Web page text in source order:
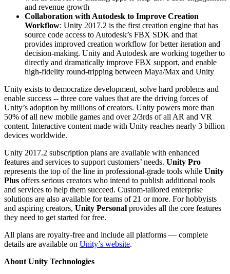
and revenue growth
Collaboration with Autodesk to Improve Creation
Workflow: Unity 2017.2 is the first creation engine that has
source code access to Autodesk’s FBX SDK and that
provides improved creation workflow for better iteration and
decision-making. Unity and Autodesk are working together to
directly and dramatically improve FBX support, and enable
high-fidelity round-tripping between Maya/Max and Unity
Unity exists to democratize development, solve hard problems and
enable success -- three core values that are the driving forces of
Unity’s adoption by millions of creators. Unity powers more than
50% of all new mobile games and over 2/3rds of all AR and VR
content. Interactive content made with Unity reaches nearly 3 billion
devices worldwide.
Unity 2017.2 subscription plans are available with enhanced
features and services to support customers’ needs. Unity Pro
represents the top of the line in professional-grade tools while Unity
Plus offers serious creators who intend to publish additional tools
and services to help them succeed. Custom-tailored enterprise
solutions are also available for teams of 21 or more. For hobbyists
and aspiring creators, Unity Personal provides all the core features
they need to get started for free.
All plans are royalty-free and include all platforms — complete
details are available on Unity’s website.
About Unity Technologies